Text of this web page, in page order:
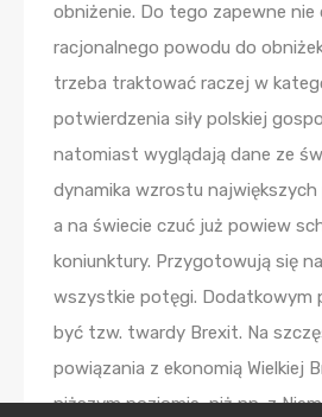
obniżenie. Do tego zapewne nie
racjonalnego powodu do
trzeba traktować raczej w
potwierdzenia siły polskiej
natomiast wyglądają dane ze
dynamika wzrostu
a na świecie czuć już powiew
koniunktury. Przygotowują się
wszystkie potęgi. Dodatkowym
być tzw. twardy Brexit. Na
powiązania z ekonomią Wielkiej
niższym poziomie, niż np. z